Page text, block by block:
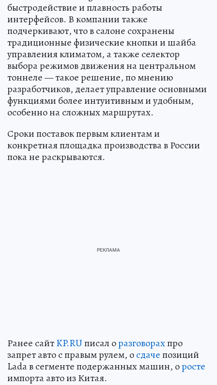
быстродействие и плавность работы
интерфейсов. В компании также
подчеркивают, что в салоне сохранены
традиционные физические кнопки и шайба
управления климатом, а также селектор
выбора режимов движения на центральном
тоннеле — такое решение, по мнению
разработчиков, делает управление основными
функциями более интуитивным и удобным,
особенно на сложных маршрутах.
Сроки поставок первым клиентам и
конкретная площадка производства в России
пока не раскрываются.
Ранее сайтKP.RUписал оразговорахпро
запрет авто с правым рулем, осдачепозиций
Lada в сегменте подержанных машин, оросте
импорта авто из Китая.